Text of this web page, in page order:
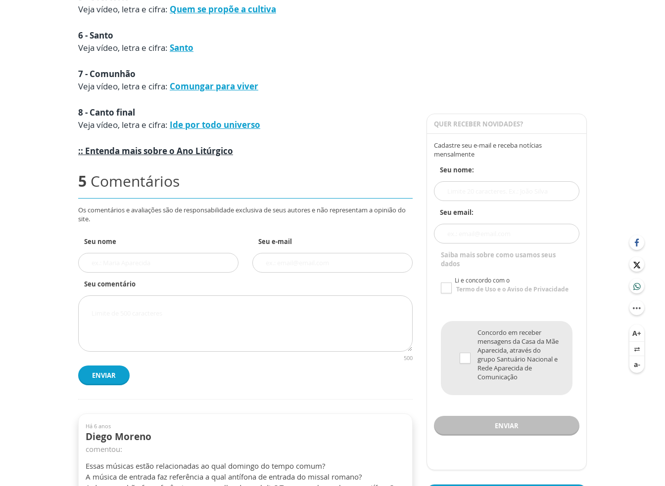
Veja vídeo, letra e cifra: Quem se propõe a cultiva
6 - Santo
Veja vídeo, letra e cifra: Santo
7 - Comunhão
Veja vídeo, letra e cifra: Comungar para viver
8 - Canto final
Veja vídeo, letra e cifra: Ide por todo universo
:: Entenda mais sobre o Ano Litúrgico
5 Comentários
Os comentários e avaliações são de responsabilidade exclusiva de seus autores e não representam a opinião do
site.
Seu nome Seu e-mail
Seu comentário
500
ENVIAR
Há 6 anos
Diego Moreno
comentou:
Essas músicas estão relacionadas ao qual domingo do tempo comum?
A música de entrada faz referência a qual antífona de entrada do missal romano?
QUER RECEBER NOVIDADES?
Cadastre seu e-mail e receba notícias
mensalmente
Seu nome:
Seu email:
Saiba mais sobre como usamos seus
dados
Li e concordo com o
Termo de Usoe oAviso de Privacidade
Concordo em receber
mensagens da Casa da Mãe
Aparecida, através do
grupo Santuário Nacional e
Rede Aparecida de
Comunicação
ENVIAR